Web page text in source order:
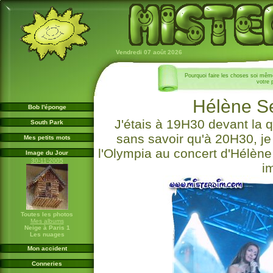
Pourquoi faire les choses soi
votre
Vendredi 07 août 2026
Bob l'éponge
South Park
Mes petits mots
Image du Jour
30-11-2005
Toutes les photos
Mes albums
Neige à Paris 1
Les nuages
Mon accident
Conneries
Hélène
J'étais à 19H30 devant la
sans savoir qu'à 20H30,
l'Olympia au concert